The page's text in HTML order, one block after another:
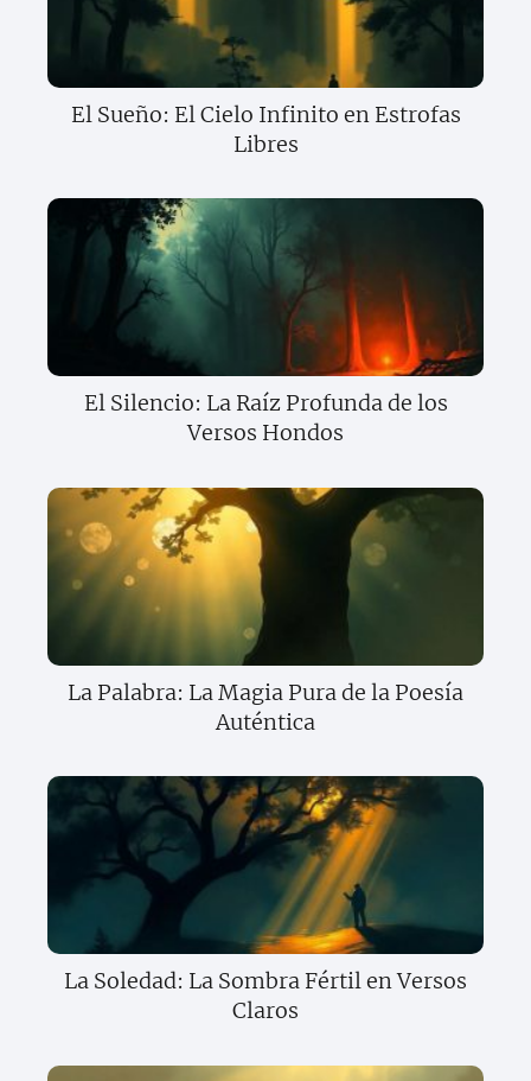
El Sueño: El Cielo Infinito en Estrofas
Libres
El Silencio: La Raíz Profunda de los
Versos Hondos
La Palabra: La Magia Pura de la Poesía
Auténtica
La Soledad: La Sombra Fértil en Versos
Claros